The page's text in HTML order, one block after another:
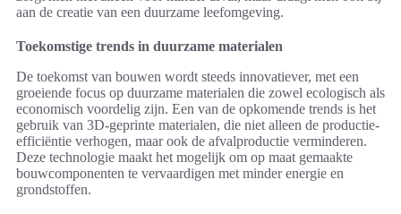
aan de creatie van een duurzame leefomgeving.
Toekomstige trends in duurzame materialen
De toekomst van bouwen wordt steeds innovatiever, met een
groeiende focus op duurzame materialen die zowel ecologisch als
economisch voordelig zijn. Een van de opkomende trends is het
gebruik van 3D-geprinte materialen, die niet alleen de productie-
efficiëntie verhogen, maar ook de afvalproductie verminderen.
Deze technologie maakt het mogelijk om op maat gemaakte
bouwcomponenten te vervaardigen met minder energie en
grondstoffen.